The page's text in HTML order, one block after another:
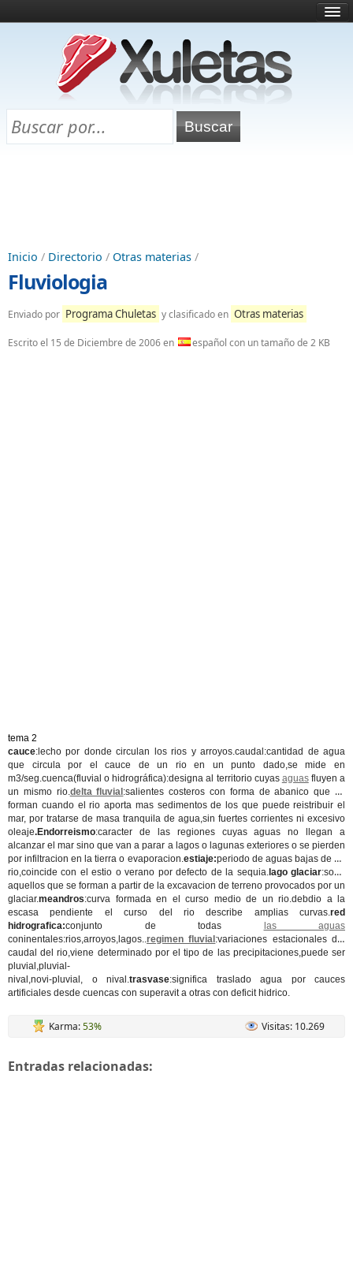
¿Qué es esto?
Directorio
Chuletas para exámenes
Inicio / Directorio / Otras materias /
Fluviologia
Enviado por Programa Chuletas y clasificado en Otras materias
Escrito el 15 de Diciembre de 2006en español con un tamaño de 2 KB
tema 2
cauce:lecho por donde circulan los rios y arroyos.caudal:cantidad de agua
que circula por el cauce de un rio en un punto dado,se mide en
m3/seg.cuenca(fluvial o hidrográfica):designa al territorio cuyas aguasfluyen a
un mismo rio.delta fluvial :salientes costeros con forma de abanico que se
forman cuando el rio aporta mas sedimentos de los que puede reistribuir el
mar, por tratarse de masa tranquila de agua,sin fuertes corrientes ni excesivo
oleaje.Endorreismo:caracter de las regiones cuyas aguas no llegan a
alcanzar el mar sino que van a parar a lagos o lagunas exteriores o se pierden
por infiltracion en la tierra o evaporacion.estiaje:periodo de aguas bajas de un
rio,coincide con el estio o verano por defecto de la sequia.lago glaciar:sonn
aquellos que se forman a partir de la excavacion de terreno provocados por un
glaciar.meandros:curva formada en el curso medio de un rio.debdio a la
escasa pendiente el curso del rio describe amplias curvas.red
hidrografica:conjunto de todas
las aguas
coninentales:rios,arroyos,lagos..regimen fluvial :variaciones estacionales del
caudal del rio,viene determinado por el tipo de las precipitaciones,puede ser
pluvial,pluvial-
nival,novi-pluvial, o nival.trasvase:significa traslado agua por cauces
artificiales desde cuencas con superavit a otras con deficit hidrico.
Karma:53% Visitas: 10.269
Entradas relacionadas: